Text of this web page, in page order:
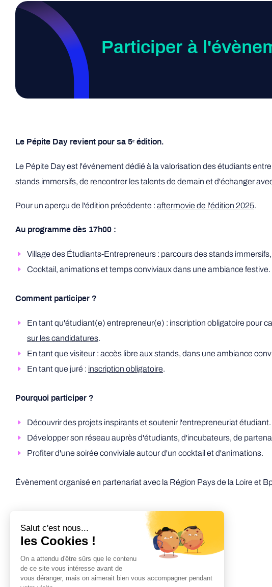
Participer à
Le Pépite Day revient pour sa 5ᵉ édition.
Le Pépite Day est l'événement dédié à la valorisation des étudiants
stands immersifs, de rencontrer les talents de demain et d'échanger
Pour un aperçu de l'édition précédente : aftermovie de l'édition 2025.
Au programme dès 17h00 :
Village des Étudiants-Entrepreneurs : parcours des stands
Cocktail, animations et temps conviviaux dans une ambiance festive.
Comment participer ?
En tant qu'étudiant(e) entrepreneur(e) : inscription obligatoire pour
sur les candidatures.
En tant que visiteur : accès libre aux stands, dans une ambiance
En tant que juré : inscription obligatoire.
Pourquoi participer ?
Découvrir des projets inspirants et soutenir l'entrepreneuriat étudiant.
Développer son réseau auprès d'étudiants, d'incubateurs, de
Profiter d'une soirée conviviale autour d'un cocktail et d'animations.
Évènement organisé en partenariat avec la Région Pays de la Loire et
Retourner aux évènements